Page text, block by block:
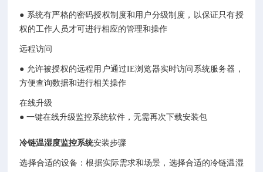
● 系统有严格的密码授权制度和用户分级制度，以保证只有授
权的工作人员才可进行相应的管理和操作
远程访问
● 允许被授权的远程用户通过IE浏览器实时访问系统服务器，
方便查询数据和进行相关操作
在线升级
● 一键在线升级监控系统软件，无需再次下载安装包
冷链温湿度监控系统安装步骤
选择合适的设备：根据实际需求和场景，选择合适的冷链温湿